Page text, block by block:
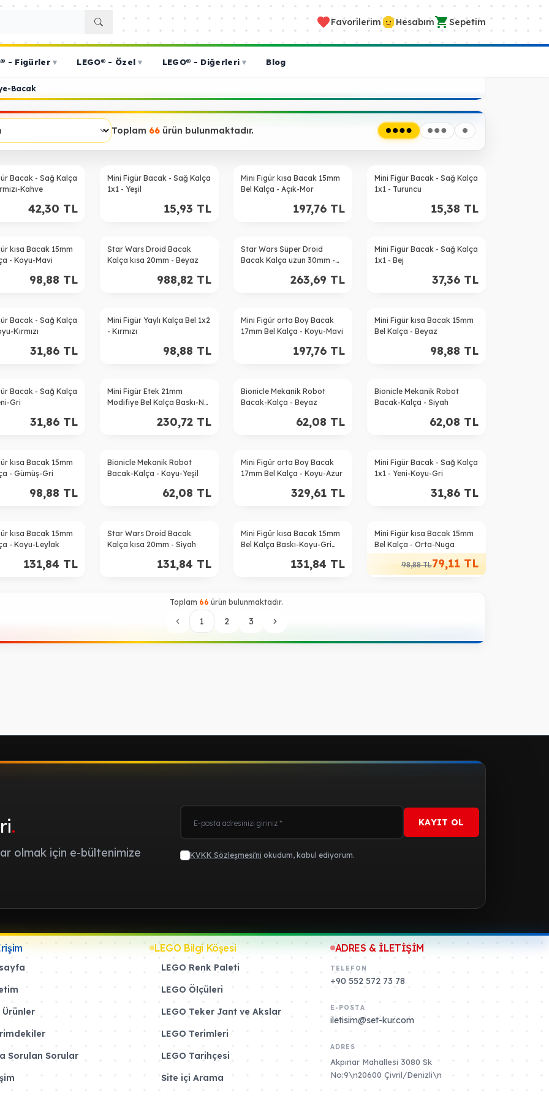
Favorilerim Hesabım Sepetim
- Figürler ▾ LEGO® - Özel ▾ LEGO® - Diğerleri ▾ Blog
Bacak
Toplam 66 ürün bulunmaktadır.
Bacak - Sağ Kalça
Kahve
42,30 TL
Mini Figür Bacak - Sağ Kalça
1x1 - Yeşil
15,93 TL
Mini Figür kısa Bacak 15mm
Bel Kalça - Açık-Mor
197,76 TL
Mini Figür Bacak - Sağ Kalça
1x1 - Turuncu
15,38 TL
kısa Bacak 15mm
- Koyu-Mavi
98,88 TL
Star Wars Droid Bacak
Kalça kısa 20mm - Beyaz
988,82 TL
Star Wars Süper Droid
Bacak Kalça uzun 30mm -
263,69 TL
Mini Figür Bacak - Sağ Kalça
1x1 - Bej
37,36TL
Bacak - Sağ Kalça
Kırmızı
31,86 TL
Mini Figür Yaylı Kalça Bel 1x2
- Kırmızı
98,88 TL
Mini Figür orta Boy Bacak
17mm Bel Kalça - Koyu-Mavi
197,76 TL
Mini Figür kısa Bacak 15mm
Bel Kalça - Beyaz
98,88 TL
Bacak - Sağ Kalça
Gri
31,86 TL
Mini Figür Etek 21mm
Modifiye Bel Kalça Baskı-No
230,72 TL
Bionicle Mekanik Robot
Bacak-Kalça - Beyaz
62,08 TL
Bionicle Mekanik Robot
Bacak-Kalça - Siyah
62,08 TL
kısa Bacak 15mm
- Gümüş-Gri
98,88 TL
Bionicle Mekanik Robot
Bacak-Kalça - Koyu-Yeşil
62,08 TL
Mini Figür orta Boy Bacak
17mm Bel Kalça - Koyu-Azur
329,61 TL
Mini Figür Bacak - Sağ Kalça
1x1 - Yeni-Koyu-Gri
31,86TL
kısa Bacak 15mm
- Koyu-Leylak
131,84 TL
Star Wars Droid Bacak
Kalça kısa 20mm - Siyah
131,84 TL
Mini Figür kısa Bacak 15mm
Bel Kalça Baskı-Koyu-Gri
131,84 TL
%20
Mini Figür kısa Bacak 15mm
Bel Kalça - Orta-Nuga
98,88TL79,11TL
Toplam 66 ürün bulunmaktadır.
1 2 3
.
olmak için e-bültenimize
KAYIT OL
KVKK Sözleşmesi'ni okudum, kabul ediyorum.
Ürünler
Sorulan Sorular
LEGO Bilgi Köşesi
LEGO Renk Paleti
LEGO Ölçüleri
LEGO Teker Jant ve Akslar
LEGO Terimleri
LEGO Tarihçesi
Site içi Arama
ADRES & İLETİŞİM
TELEFON
+90 552 572 73 78
E-POSTA
iletisim@set-kur.com
ADRES
Akpınar Mahallesi 3080 Sk
No:9\n20600 Çivril/Denizli\n